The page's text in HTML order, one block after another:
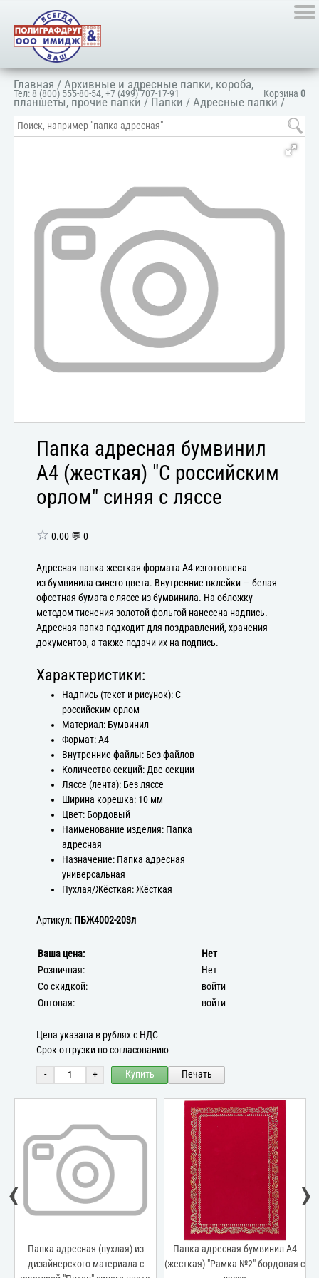
Корзина 0
Тел: 8 (800) 555-80-54,+7 (499) 707-17-91
Главная /Архивные и адресные папки, короба,
планшеты, прочие папки / Папки /Адресные папки /
Папка адресная универсальная
Папка адресная бумвинил
А4 (жесткая) "С российским
орлом" синяя с ляссе
☆ 0.00 💬 0
Адресная папка жесткая формата А4 изготовлена
из бумвинила синего цвета. Внутренние вклейки — белая
офсетная бумага с ляссе из бумвинила. На обложку
методом тиснения золотой фольгой нанесена надпись.
Адресная папка подходит для поздравлений, хранения
документов, а также подачи их на подпись.
Характеристики:
Надпись (текст и рисунок): С
российским орлом
Материал: Бумвинил
Формат: А4
Внутренние файлы: Без файлов
Количество секций: Две секции
Ляссе (лента): Без ляссе
Ширина корешка: 10 мм
Цвет: Бордовый
Наименование изделия: Папка
адресная
Назначение: Папка адресная
универсальная
Пухлая/Жёсткая: Жёсткая
Артикул: ПБЖ4002-203л
Ваша цена:
Нет
Розничная:
Нет
Со скидкой:
войти
Оптовая:
войти
Цена указана в рублях с НДС
Срок отгрузки по согласованию
- + Купить Печать
Папка адресная (пухлая) из
дизайнерского материала с
Папка адресная бумвинил А4
(жесткая) "Рамка №2" бордовая с
‹ ›